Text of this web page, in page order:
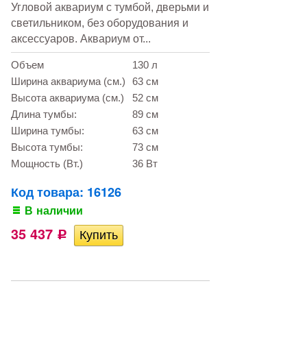
Угловой аквариум с тумбой, дверьми и
светильником, без оборудования и
аксессуаров. Аквариум от...
Объем
130 л
Ширина аквариума (см.)
63 см
Высота аквариума (см.)
52 см
Длина тумбы:
89 см
Ширина тумбы:
63 см
Высота тумбы:
73 см
Мощность (Вт.)
36 Вт
Код товара: 16126
В наличии
35 437 Р